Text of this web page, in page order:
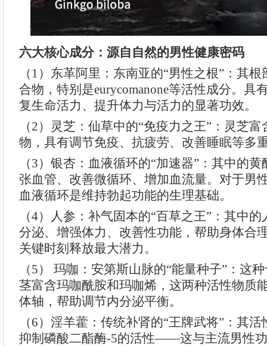
六大核心成分：源自自然的男性健康密码
（1）东革阿里：东南亚的“男性之根”：其
合物，特别是eurycomanone等活性成分。具
复生命活力、提升体力与活力的显著功效。
（2）灵芝：仙草中的“免疫力之王”：灵芝
物，具有调节免疫、抗疲劳、改善睡眠等多
（3）银杏：血液循环的“加速器”：其中的
张血管、改善微循环、增加血流量。对于男
血液循环是维持勃起功能的生理基础。
（4）人参：补气固本的“百草之王”：其中
分泌、增强体力、改善性功能，帮助身体合
关键时刻释放最大潜力。
（5） 玛咖：安第斯山脉的“能量种子”：这
茎富含玛咖酰胺和玛咖烯，这两种活性物质
体轴，帮助调节内分泌平衡。
（6）淫羊藿：传统补肾的“王牌武将”：其
抑制磷酸二酯酶-5的活性——这与主流男性